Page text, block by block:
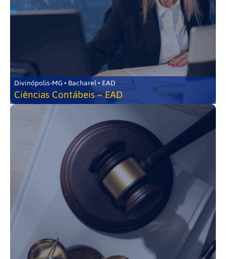
Divinópolis-MG • Bacharel • EAD
Ciências Contábeis – EAD